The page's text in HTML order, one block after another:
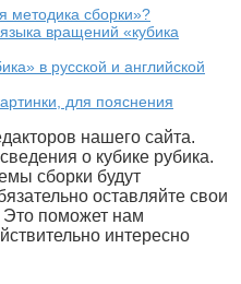
методика сборки»?
вращений «кубика
в русской и английской
для пояснения
нашего сайта.
о кубике рубика.
сборки будут
оставляйте свои
поможет нам
интересно